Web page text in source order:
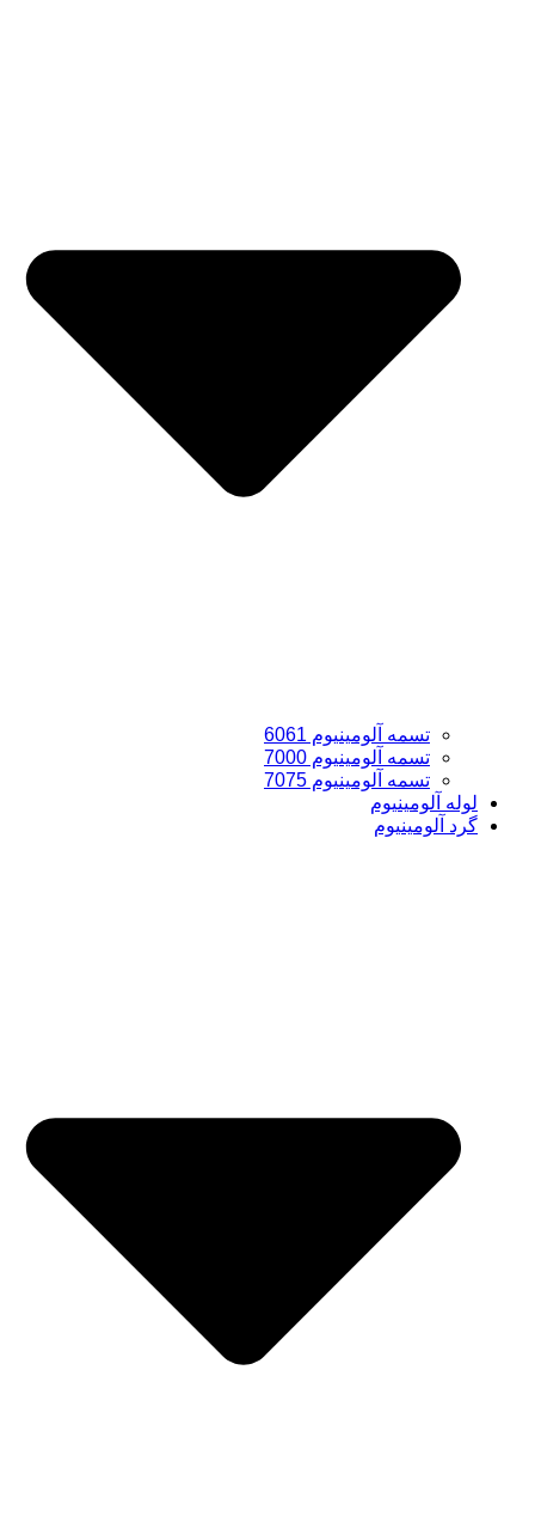
تسمه آلومینیوم 6061
تسمه آلومینیوم 7000
تسمه آلومینیوم 7075
لوله آلومینیوم
گرد آلومینیوم